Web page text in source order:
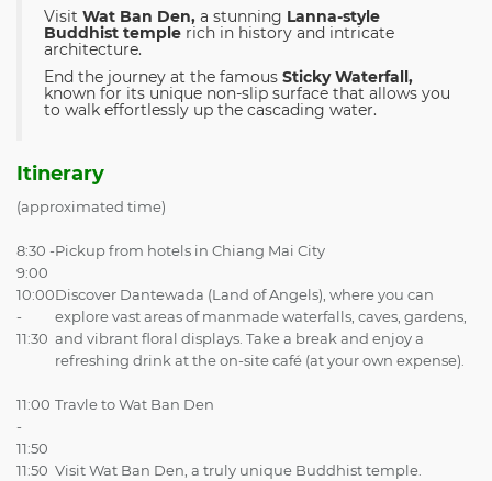
Visit Wat Ban Den, a stunning Lanna-style
Buddhist temple rich in history and intricate
architecture.
End the journey at the famous Sticky Waterfall,
known for its unique non-slip surface that allows you
to walk effortlessly up the cascading water.
Itinerary
(approximated time)
8:30 -
9:00
Pickup from hotels in Chiang Mai City
10:00
-
11:30
Discover Dantewada (Land of Angels), where you can
explore vast areas of manmade waterfalls, caves, gardens,
and vibrant floral displays. Take a break and enjoy a
refreshing drink at the on-site café (at your own expense).
11:00
-
11:50
Travle to Wat Ban Den
11:50 Visit Wat Ban Den, a truly unique Buddhist temple.